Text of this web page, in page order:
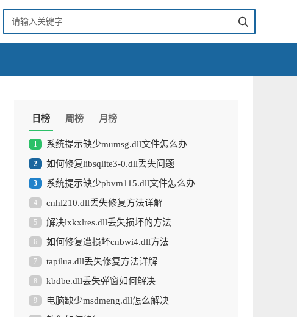
日榜 周榜 月榜
1 系统提示缺少mumsg.dll文件怎么办
2 如何修复libsqlite3-0.dll丢失问题
3 系统提示缺少pbvm115.dll文件怎么办
4 cnhl210.dll丢失修复方法详解
5 解决lxkxlres.dll丢失损坏的方法
6 如何修复遭损坏cnbwi4.dll方法
7 tapilua.dll丢失修复方法详解
8 kbdbe.dll丢失弹窗如何解决
9 电脑缺少msdmeng.dll怎么解决